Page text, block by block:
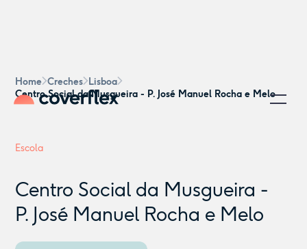
Home Creches
Lisboa
Centro Social da Musgueira - P. José Manuel Rocha e Melo
Escola
Centro Social da Musgueira -
P. José Manuel Rocha e Melo